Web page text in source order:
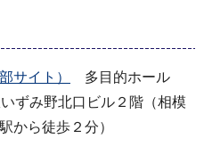
サイト）
多目的ホール
ずみ野北口ビル２階（相模
から徒歩２分）